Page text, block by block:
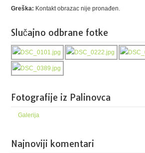
Greška: Kontakt obrazac nije pronađen.
Slučajno odbrane fotke
Fotografije iz Palinovca
Galerija
Najnoviji komentari